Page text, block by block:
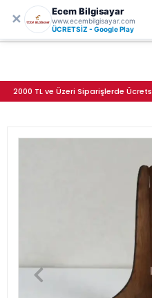
✕
Ecem Bilgisayar
www.ecembilgisayar.com
ÜCRETSİZ - Google Play
2000 TL ve Üzeri Siparişlerde
ECEM